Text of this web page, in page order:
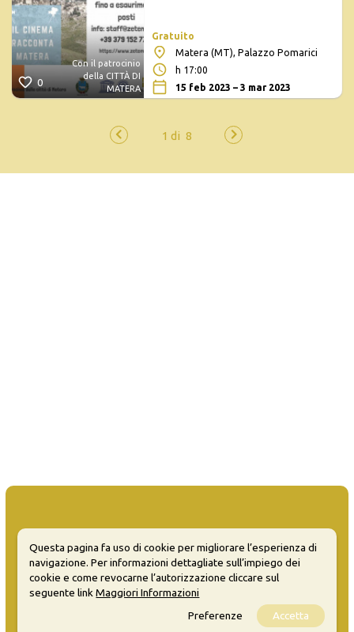
0
Con il patrocinio
della CITTÀ DI
MATERA
Gratuito
Matera (MT), Palazzo Pomarici
h 17:00
15 feb 2023 – 3 mar 2023
MATERA WELCOME EVENTS
Opendata
Questa pagina fa uso di cookie per migliorare l’esperienza di
navigazione. Per informazioni dettagliate sull’impiego dei
cookie e come revocarne l’autorizzazione cliccare sul
seguente linkMaggiori Informazioni
Preferenze
Accetta